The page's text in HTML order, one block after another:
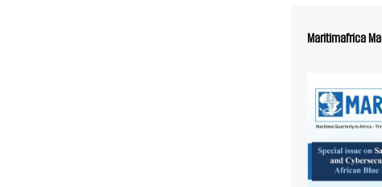
Maritimafrica